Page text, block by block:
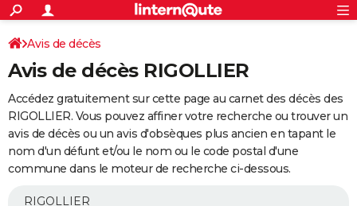
ACTUALITÉS
Politique
Société
Faits Divers
Education
Monde
Villes
+
SPORT
Coupe du monde 2026
Football
Tennis
Cyclisme
Rugby
Forum
Programme TV
TNT
Streaming
Cinéma
Sorties cinéma
Musique
+
FINANCE
Retraite
Epargne
Immobilier
Risques naturels par ville
Banque
Assurance
AUTO
Essais
Réserver un essai
Citadines
Berlines
SUV
Forum auto
+
Avis de décès
Avis de décès RIGOLLIER
Accédez gratuitement sur cette page au carnet des décès des
RIGOLLIER. Vous pouvez affiner votre recherche ou trouver un
avis de décès ou un avis d'obsèques plus ancien en tapant le
nom d'un défunt et/ou le nom ou le code postal d'une
commune dans le moteur de recherche ci-dessous.